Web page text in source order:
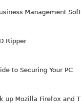
Management
Ripper
to Securing Your PC
up Mozilla Firefox and